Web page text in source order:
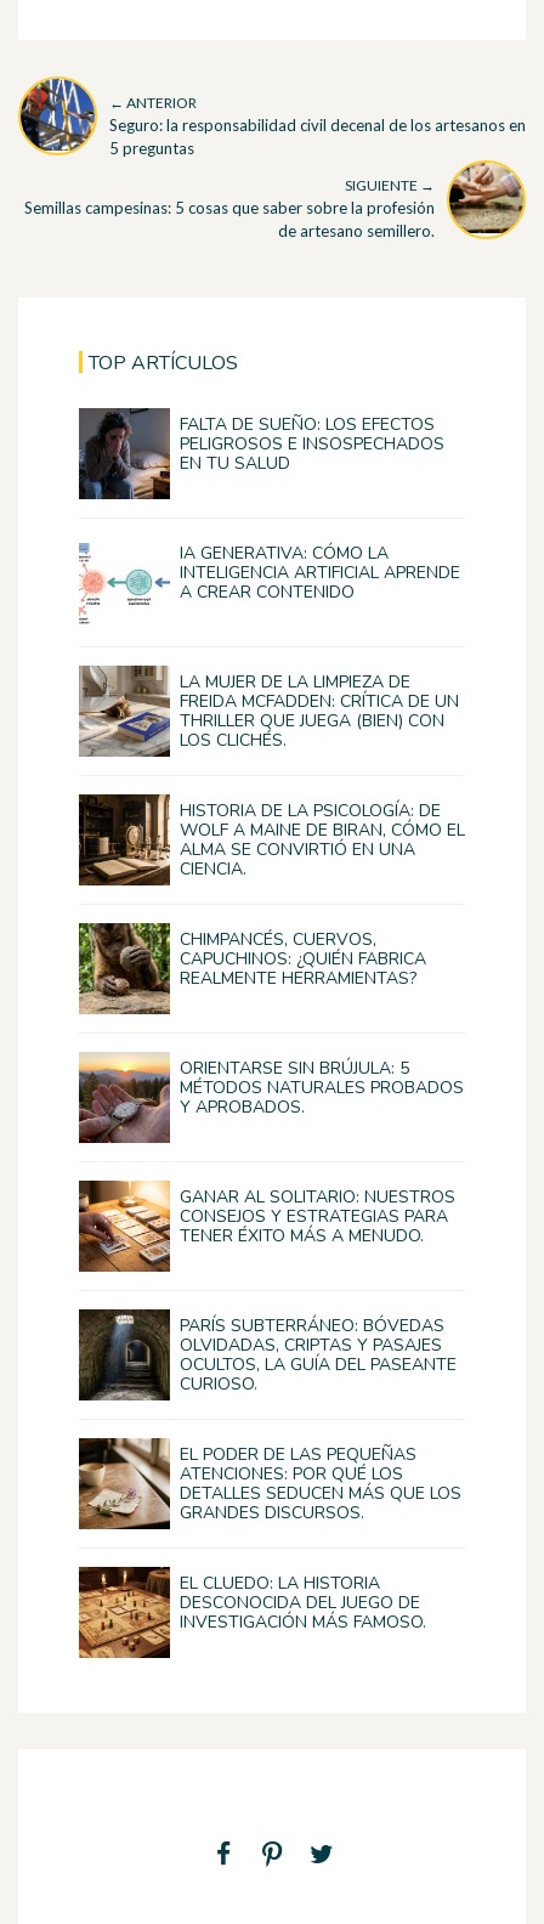
← ANTERIOR
Seguro: la responsabilidad civil decenal de los artesanos en
5 preguntas
SIGUIENTE →
Semillas campesinas: 5 cosas que saber sobre la profesión
de artesano semillero.
TOP ARTÍCULOS
FALTA DE SUEÑO: LOS EFECTOS
PELIGROSOS E INSOSPECHADOS
EN TU SALUD
IA GENERATIVA: CÓMO LA
INTELIGENCIA ARTIFICIAL APRENDE
A CREAR CONTENIDO
LA MUJER DE LA LIMPIEZA DE
FREIDA MCFADDEN: CRÍTICA DE UN
THRILLER QUE JUEGA (BIEN) CON
LOS CLICHÉS.
HISTORIA DE LA PSICOLOGÍA: DE
WOLF A MAINE DE BIRAN, CÓMO EL
ALMA SE CONVIRTIÓ EN UNA
CIENCIA.
CHIMPANCÉS, CUERVOS,
CAPUCHINOS: ¿QUIÉN FABRICA
REALMENTE HERRAMIENTAS?
ORIENTARSE SIN BRÚJULA: 5
MÉTODOS NATURALES PROBADOS
Y APROBADOS.
GANAR AL SOLITARIO: NUESTROS
CONSEJOS Y ESTRATEGIAS PARA
TENER ÉXITO MÁS A MENUDO.
PARÍS SUBTERRÁNEO: BÓVEDAS
OLVIDADAS, CRIPTAS Y PASAJES
OCULTOS, LA GUÍA DEL PASEANTE
CURIOSO.
EL PODER DE LAS PEQUEÑAS
ATENCIONES: POR QUÉ LOS
DETALLES SEDUCEN MÁS QUE LOS
GRANDES DISCURSOS.
EL CLUEDO: LA HISTORIA
DESCONOCIDA DEL JUEGO DE
INVESTIGACIÓN MÁS FAMOSO.